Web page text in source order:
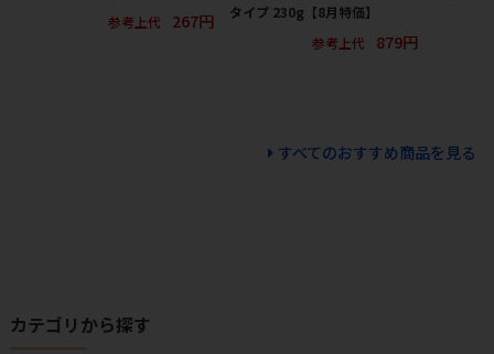
参考上代
267円
タイプ 230g【8月特価】
参考上代
879円
すべてのおすすめ商品を見る
カテゴリから探す